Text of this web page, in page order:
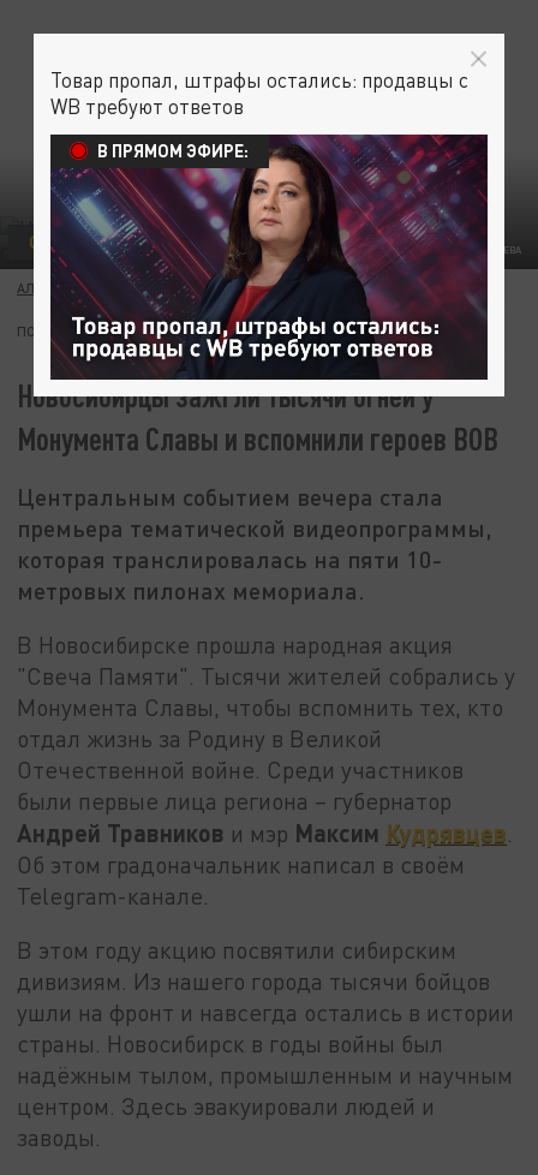
TELEGRAM-КАНАЛ МЭРА НОВОСИБИРСКА МАКСИМА КУДРЯВЦЕВА
ОБЩЕСТВО
АЛИНА ИБРАГИМОВА 08 МАЯ 20:58
ПОДПИШИТЕСЬ:
Новосибирцы зажгли тысячи огней у
Монумента Славы и вспомнили героев ВОВ
Центральным событием вечера стала
премьера тематической видеопрограммы,
которая транслировалась на пяти 10-
метровых пилонах мемориала.
В Новосибирске прошла народная акция
"Свеча Памяти". Тысячи жителей собрались у
Монумента Славы, чтобы вспомнить тех, кто
отдал жизнь за Родину в Великой
Отечественной войне. Среди участников
были первые лица региона – губернатор
Андрей Травников и мэр Максим Кудрявцев
Об этом градоначальник написал в своём
Telegram-канале.
В этом году акцию посвятили сибирским
дивизиям. Из нашего города тысячи бойцов
ушли на фронт и навсегда остались в истории
страны. Новосибирск в годы войны был
надёжным тылом, промышленным и научным
центром. Здесь эвакуировали людей и
заводы.
Товар пропал, штрафы остались: продавцы с
WB требуют ответов
В ПРЯМОМ ЭФИРЕ: